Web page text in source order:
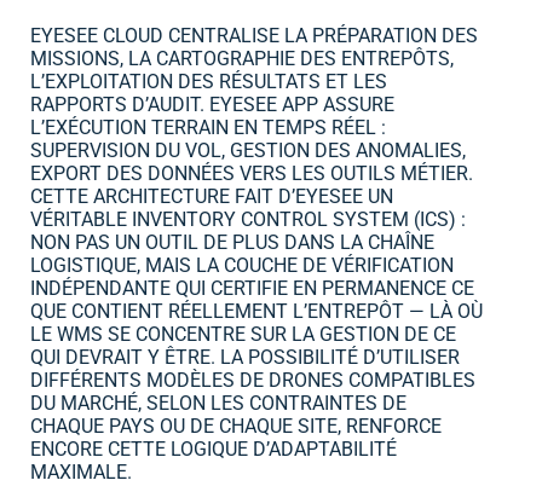
EYESEE CLOUD CENTRALISE LA PRÉPARATION DES
MISSIONS, LA CARTOGRAPHIE DES ENTREPÔTS,
L’EXPLOITATION DES RÉSULTATS ET LES
RAPPORTS D’AUDIT. EYESEE APP ASSURE
L’EXÉCUTION TERRAIN EN TEMPS RÉEL :
SUPERVISION DU VOL, GESTION DES ANOMALIES,
EXPORT DES DONNÉES VERS LES OUTILS MÉTIER.
CETTE ARCHITECTURE FAIT D’EYESEE UN
VÉRITABLE INVENTORY CONTROL SYSTEM (ICS) :
NON PAS UN OUTIL DE PLUS DANS LA CHAÎNE
LOGISTIQUE, MAIS LA COUCHE DE VÉRIFICATION
INDÉPENDANTE QUI CERTIFIE EN PERMANENCE CE
QUE CONTIENT RÉELLEMENT L’ENTREPÔT — LÀ OÙ
LE WMS SE CONCENTRE SUR LA GESTION DE CE
QUI DEVRAIT Y ÊTRE. LA POSSIBILITÉ D’UTILISER
DIFFÉRENTS MODÈLES DE DRONES COMPATIBLES
DU MARCHÉ, SELON LES CONTRAINTES DE
CHAQUE PAYS OU DE CHAQUE SITE, RENFORCE
ENCORE CETTE LOGIQUE D’ADAPTABILITÉ
MAXIMALE.